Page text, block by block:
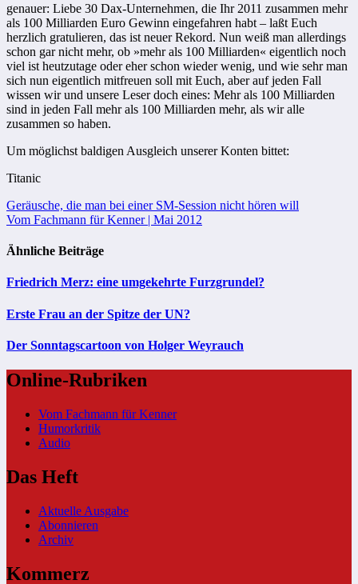
genauer: Liebe 30 Dax-Unternehmen, die Ihr 2011 zusammen mehr
als 100 Milliarden Euro Gewinn eingefahren habt – laßt Euch
herzlich gratulieren, das ist neuer Rekord. Nun weiß man allerdings
schon gar nicht mehr, ob »mehr als 100 Milliarden« eigentlich noch
viel ist heutzutage oder eher schon wieder wenig, und wie sehr man
sich nun eigentlich mitfreuen soll mit Euch, aber auf jeden Fall
wissen wir und unsere Leser doch eines: Mehr als 100 Milliarden
sind in jeden Fall mehr als 100 Milliarden mehr, als wir alle
zusammen so haben.
Um möglichst baldigen Ausgleich unserer Konten bittet:
Titanic
Beitragsnavigation
Geräusche, die man bei einer SM-Session nicht hören will
Vom Fachmann für Kenner | Mai 2012
Ähnliche Beiträge
Friedrich Merz: eine umgekehrte Furzgrundel?
Erste Frau an der Spitze der UN?
Der Sonntagscartoon von Holger Weyrauch
Online-Rubriken
Vom Fachmann für Kenner
Humorkritik
Audio
Das Heft
Aktuelle Ausgabe
Abonnieren
Archiv
Kommerz